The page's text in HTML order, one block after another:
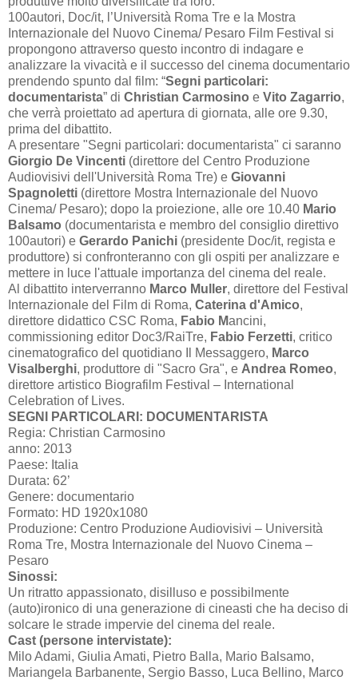
100autori, Doc/it, l’Università Roma Tre e la Mostra
Internazionale del Nuovo Cinema/ Pesaro Film Festival si
propongono attraverso questo incontro di indagare e
analizzare la vivacità e il successo del cinema documentario
prendendo spunto dal film: “Segni particolari:
documentarista” di Christian Carmosino e Vito Zagarrio,
che verrà proiettato ad apertura di giornata, alle ore 9.30,
prima del dibattito.
A presentare "Segni particolari: documentarista" ci saranno
Giorgio De Vincenti (direttore del Centro Produzione
Audiovisivi dell'Università Roma Tre) e Giovanni
Spagnoletti (direttore Mostra Internazionale del Nuovo
Cinema/ Pesaro); dopo la proiezione, alle ore 10.40 Mario
Balsamo (documentarista e membro del consiglio direttivo
100autori) e Gerardo Panichi (presidente Doc/it, regista e
produttore) si confronteranno con gli ospiti per analizzare e
mettere in luce l'attuale importanza del cinema del reale.
Al dibattito interverranno Marco Muller, direttore del Festival
Internazionale del Film di Roma, Caterina d'Amico,
direttore didattico CSC Roma, Fabio Mancini,
commissioning editor Doc3/RaiTre, Fabio Ferzetti, critico
cinematografico del quotidiano Il Messaggero, Marco
Visalberghi, produttore di "Sacro Gra", e Andrea Romeo,
direttore artistico Biografilm Festival – International
Celebration of Lives.
SEGNI PARTICOLARI: DOCUMENTARISTA
Regia: Christian Carmosino
anno: 2013
Paese: Italia
Durata: 62’
Genere: documentario
Formato: HD 1920x1080
Produzione: Centro Produzione Audiovisivi – Università
Roma Tre, Mostra Internazionale del Nuovo Cinema –
Pesaro
Sinossi:
Un ritratto appassionato, disilluso e possibilmente
(auto)ironico di una generazione di cineasti che ha deciso di
solcare le strade impervie del cinema del reale.
Cast (persone intervistate):
Milo Adami, Giulia Amati, Pietro Balla, Mario Balsamo,
Mariangela Barbanente, Sergio Basso, Luca Bellino, Marco